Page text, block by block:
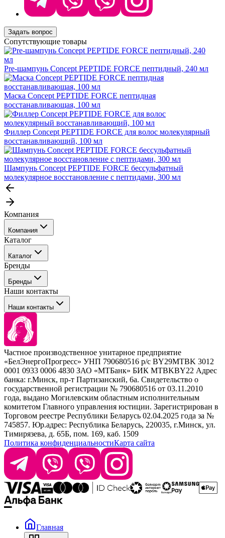
Задать вопрос
Сопутствующие товары
Pre-шампунь Concept PEPTIDE FORCE пептидный, 240 мл
Маска Concept PEPTIDE FORCE пептидная
восстанавливающая, 100 мл
Филлер Concept PEPTIDE FORCE для волос молекулярный
восстанавливающий, 100 мл
Шампунь Concept PEPTIDE FORCE бессульфатный
молекулярное восстановление с пептидами, 300 мл
Компания
Компания
События
Покупателю
Каталог
Каталог
Профессиональные средства для окрашивания волос
Сервисные средства
Уход
Стайлинг
Брови и ресницы
Барберинг
Наборы
Расходные материалы
Бренды
Бренды
Tefia
Concept
Kezy
Barex
Sim Sensitive
Kebren
Selective Professional
White Line
Наши контакты
Наши контакты
+ 375 44 7233514
+ 375 29 1649505
info@krasabel.by
Офис: г. Минск, ул. Тимирязева 65Б, офис 1509
Склад: г. Минск, ул. Домбровская, 15
Время работы: пн–чт 9:00–17:30, пт 9:00–17:00
Частное производственное унитарное предприятие
«БелЭнергоПрогресс» УНП 790680516 р/с BY29MTBK 3012
0001 0933 0006 4830 ЗАО «МТБанк» БИК MTBKBY22 Адрес
банка: г.Минск, пр-т Партизанский, 6а. Свидетельство о
государственной регистрации № 790680516 от 03.11.2010
года, выдано Могилевским областным исполнительным
комитетом Главного управления юстиции. Зарегистрирован в
Торговом реестре Республики Беларусь 02.04.2025 года за №
745857. Юр.адрес: Республика Беларусь, 220035, г.Минск, ул.
Тимирязева, д. 65Б, пом. 169, каб. 1509
Политика конфиденциальностиКарта сайта
Главная